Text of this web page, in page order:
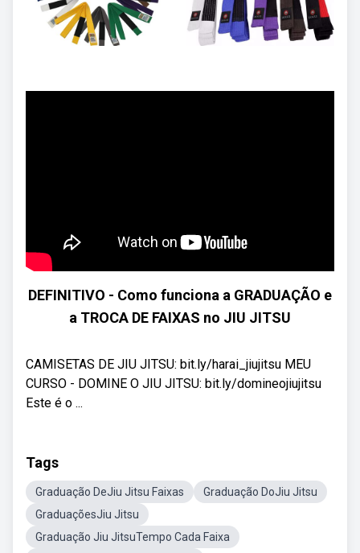
DEFINITIVO - Como funciona a GRADUAÇÃO e
a TROCA DE FAIXAS no JIU JITSU
CAMISETAS DE JIU JITSU: bit.ly/harai_jiujitsu MEU
CURSO - DOMINE O JIU JITSU: bit.ly/domineojiujitsu
Este é o ...
Tags
Graduação DeJiu Jitsu Faixas
Graduação DoJiu Jitsu
GraduaçõesJiu Jitsu
Graduação Jiu JitsuTempo Cada Faixa